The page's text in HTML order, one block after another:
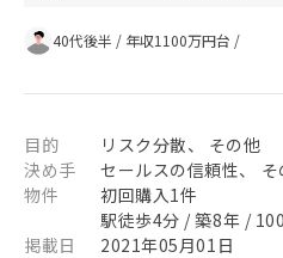
40代後半 / 年収1100万円台 /
目的
リスク分散、 その他
決め手
セールスの信頼性、 そ
物件
初回購入1件
駅徒歩4分 / 築8年 /
掲載日
2021年05月01日